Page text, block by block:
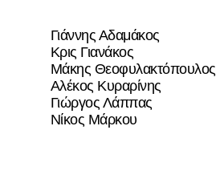
Γιάννης Αδαμάκος
Κρις Γιανάκος
Μάκης Θεοφυλακτόπουλος
Αλέκος Κυραρίνης
Γιώργος Λάππας
Νίκος Μάρκου